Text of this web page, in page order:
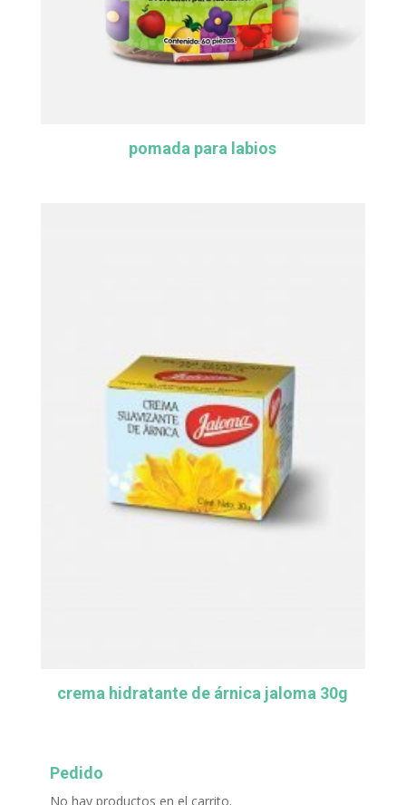
pomada para labios
crema hidratante de árnica jaloma 30g
Pedido
No hay productos en el carrito.